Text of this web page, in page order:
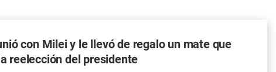
con Milei y le llevó de regalo un mate que
reelección del presidente